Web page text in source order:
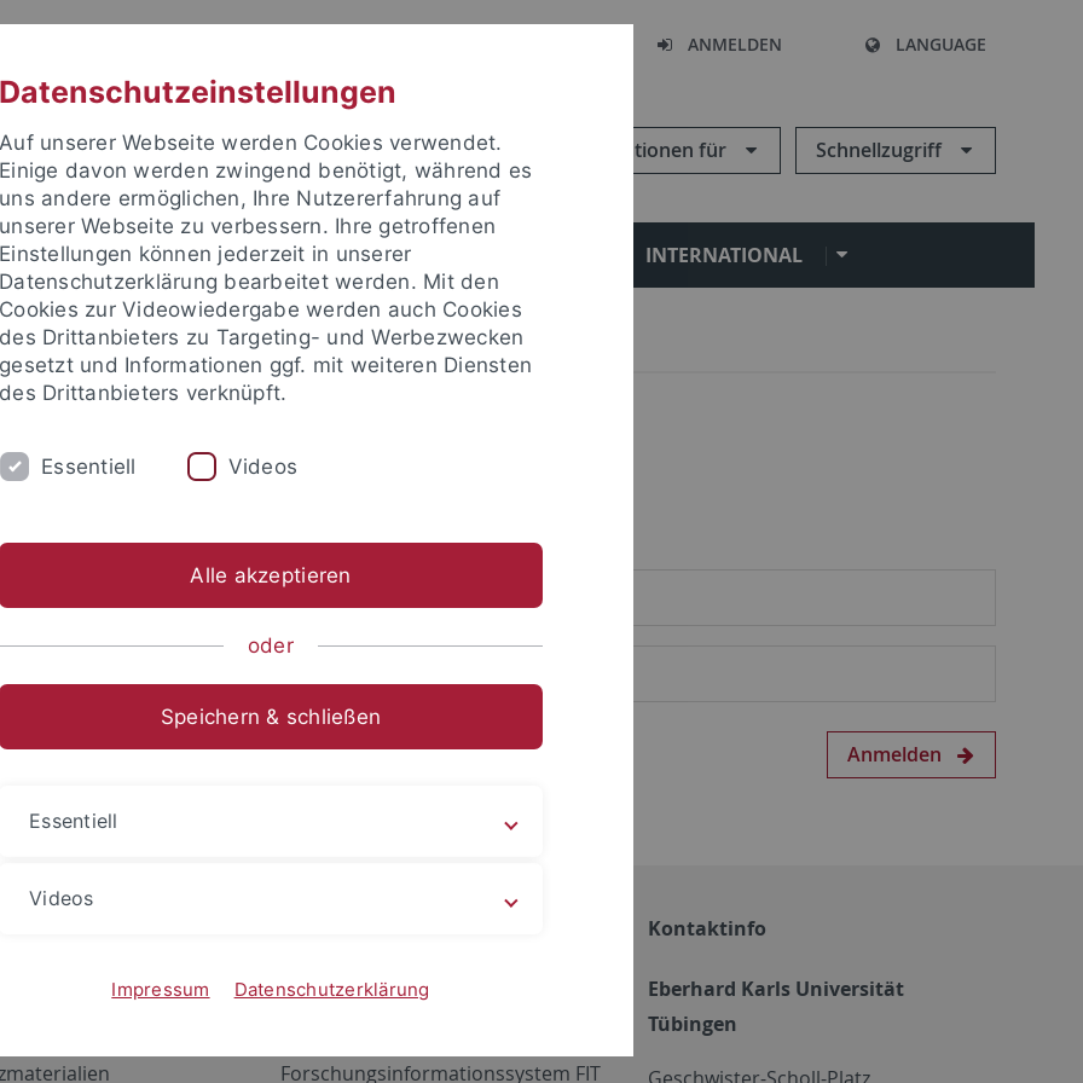
ANMELDEN LANGUAGE
Informationen für Schnellzugriff
FORSCHUNG EINRICHTUNGEN INTERNATIONAL
um sich anzumelden:
Anmelden
Netzwerk
ALMA
Forschungsinformationssystem FIT
Kontaktinfo
Eberhard Karls Universität
Tübingen
Datenschutzeinstellungen
Auf unserer Webseite werden Cookies verwendet.
Einige davon werden zwingend benötigt, während es
uns andere ermöglichen, Ihre Nutzererfahrung auf
unserer Webseite zu verbessern. Ihre getroffenen
Einstellungen können jederzeit in unserer
Datenschutzerklärung bearbeitet werden. Mit den
Cookies zur Videowiedergabe werden auch Cookies
des Drittanbieters zu Targeting- und Werbezwecken
gesetzt und Informationen ggf. mit weiteren Diensten
des Drittanbieters verknüpft.
Essentiell Videos
Alle akzeptieren
oder
Speichern & schließen
Essentiell
Videos
Impressum Datenschutzerklärung